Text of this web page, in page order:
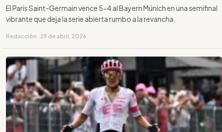
El Paris Saint-Germain vence 5-4 al Bayern Múnich en una semifinal
vibrante que deja la serie abierta rumbo a la revancha.
Redacción · 29 de abril, 2026